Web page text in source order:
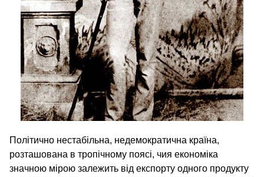
Політично нестабільна, недемократична країна,
розташована в тропічному поясі, чия економіка
значною мірою залежить від експорту одного продукту